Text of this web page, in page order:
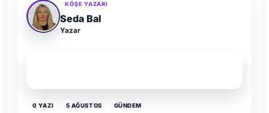
KÖŞE YAZARI
Adem Demir
Yazar
0 YAZI 16 TEMMUZ GÜNDEM